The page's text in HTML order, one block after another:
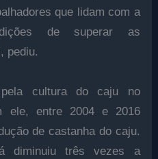
que lidam com a
de superar as
pediu.
pela cultura do caju no
ele, entre 2004 e 2016
de castanha do caju.
diminuiu três vezes a